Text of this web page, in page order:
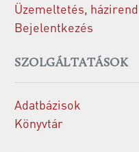
Üzemeltetés, házirend
Bejelentkezés
SZOLGÁLTATÁSOK
Adatbázisok
Könyvtár